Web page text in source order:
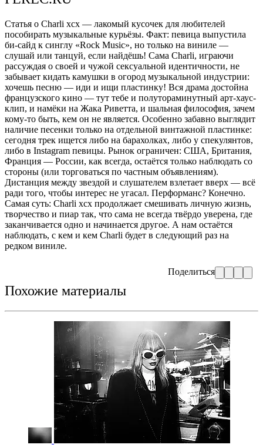
Статья о Charli xcx — лакомый кусочек для любителей
пособирать музыкальные курьёзы. Факт: певица выпустила
би-сайд к синглу «Rock Music», но только на виниле —
слушай или танцуй, если найдёшь! Сама Charli, играючи
рассуждая о своей и чужой сексуальной идентичности, не
забывает кидать камушки в огород музыкальной индустрии:
хочешь песню — иди и ищи пластинку! Вся драма достойна
французского кино — тут тебе и полутораминутный арт-хаус-
клип, и намёки на Жака Риветта, и шальная философия, зачем
кому-то быть, кем он не является. Особенно забавно выглядит
наличие песенки только на отдельной винтажной пластинке:
сегодня трек ищется либо на барахолках, либо у спекулянтов,
либо в Instagram певицы. Рынок ограничен: США, Британия,
Франция — России, как всегда, остаётся только наблюдать со
стороны (или торговаться по частным объявлениям).
Дистанция между звездой и слушателем взлетает вверх — всё
ради того, чтобы интерес не угасал. Перформанс? Конечно.
Самая суть: Charli xcx продолжает смешивать личную жизнь,
творчество и пиар так, что сама не всегда твёрдо уверена, где
заканчивается одно и начинается другое. А нам остаётся
наблюдать, с кем и кем Charli будет в следующий раз на
редком виниле.
Поделиться
Похожие материалы